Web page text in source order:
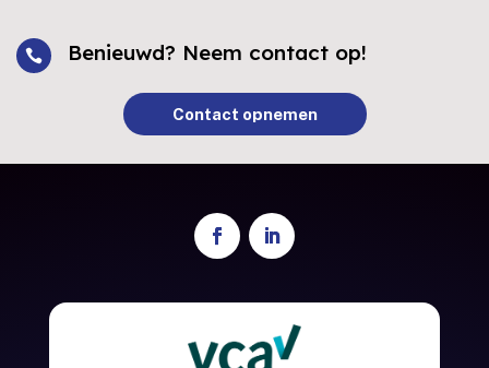
 Benieuwd? Neem contact op!
Contact opnemen